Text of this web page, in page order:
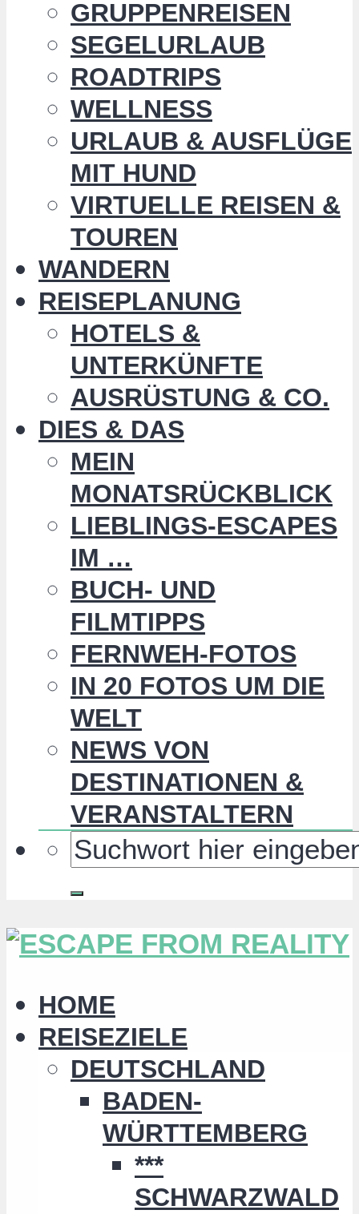
GRUPPENREISEN
SEGELURLAUB
ROADTRIPS
WELLNESS
URLAUB & AUSFLÜGE
MIT HUND
VIRTUELLE REISEN &
TOUREN
WANDERN
REISEPLANUNG
HOTELS &
UNTERKÜNFTE
AUSRÜSTUNG & CO.
DIES & DAS
MEIN
MONATSRÜCKBLICK
LIEBLINGS-ESCAPES
IM …
BUCH- UND
FILMTIPPS
FERNWEH-FOTOS
IN 20 FOTOS UM DIE
WELT
NEWS VON
DESTINATIONEN &
VERANSTALTERN
HOME
REISEZIELE
DEUTSCHLAND
BADEN-
WÜRTTEMBERG
***
SCHWARZWALD